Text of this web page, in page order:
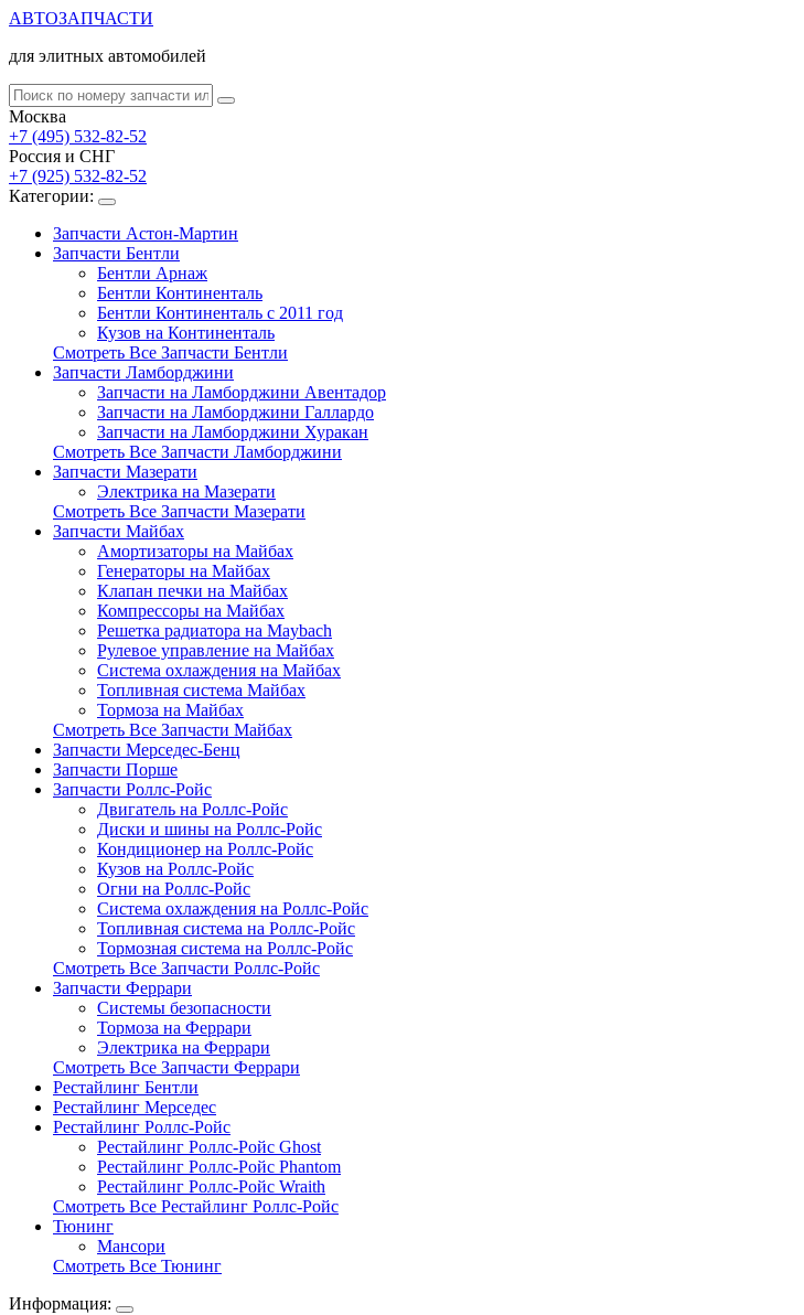
АВТОЗАПЧАСТИ
для элитных автомобилей
Москва
+7 (495) 532-82-52
Россия и СНГ
+7 (925) 532-82-52
Категории:
Запчасти Астон-Мартин
Запчасти Бентли
Бентли Арнаж
Бентли Континенталь
Бентли Континенталь с 2011 год
Кузов на Континенталь
Смотреть Все Запчасти Бентли
Запчасти Ламборджини
Запчасти на Ламборджини Авентадор
Запчасти на Ламборджини Галлардо
Запчасти на Ламборджини Хуракан
Смотреть Все Запчасти Ламборджини
Запчасти Мазерати
Электрика на Мазерати
Смотреть Все Запчасти Мазерати
Запчасти Майбах
Амортизаторы на Майбах
Генераторы на Майбах
Клапан печки на Майбах
Компрессоры на Майбах
Решетка радиатора на Maybach
Рулевое управление на Майбах
Система охлаждения на Майбах
Топливная система Майбах
Тормоза на Майбах
Смотреть Все Запчасти Майбах
Запчасти Мерседес-Бенц
Запчасти Порше
Запчасти Роллс-Ройс
Двигатель на Роллс-Ройс
Диски и шины на Роллс-Ройс
Кондиционер на Роллс-Ройс
Кузов на Роллс-Ройс
Огни на Роллс-Ройс
Система охлаждения на Роллс-Ройс
Топливная система на Роллс-Ройс
Тормозная cистема на Роллс-Ройс
Смотреть Все Запчасти Роллс-Ройс
Запчасти Феррари
Системы безопасности
Тормоза на Феррари
Электрика на Феррари
Смотреть Все Запчасти Феррари
Рестайлинг Бентли
Рестайлинг Мерседес
Рестайлинг Роллс-Ройс
Рестайлинг Роллс-Ройс Ghost
Рестайлинг Роллс-Ройс Phantom
Рестайлинг Роллс-Ройс Wraith
Смотреть Все Рестайлинг Роллс-Ройс
Тюнинг
Мансори
Смотреть Все Тюнинг
Информация: